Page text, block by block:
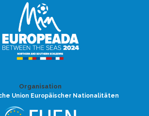
Organisation
Union Europäischer Nationalitäten